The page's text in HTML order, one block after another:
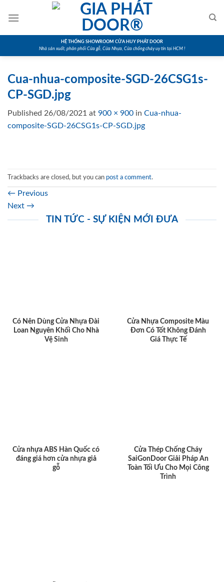
HỆ THỐNG SHOWROOM CỬA HUY PHÁT DOOR
Nhà sản xuất, phân phối Cửa gỗ, Cửa Nhựa, Cửa chống cháy uy tín tại HCM !
Cua-nhua-composite-SGD-26CSG1s-
CP-SGD.jpg
Published 26/08/2021 at 900 × 900 in Cua-nhua-
composite-SGD-26CSG1s-CP-SGD.jpg
Trackbacks are closed, but you can post a comment.
← Previous
Next →
TIN TỨC - SỰ KIỆN MỚI ĐƯA
Có Nên Dùng Cửa Nhựa Đài
Loan Nguyên Khối Cho Nhà
Vệ Sinh
Cửa Nhựa Composite Màu
Đơn Có Tốt Không Đánh
Giá Thực Tế
Cửa nhựa ABS Hàn Quốc có
đáng giá hơn cửa nhựa giả
gỗ
Cửa Thép Chống Cháy
SaiGonDoor Giải Pháp An
Toàn Tối Ưu Cho Mọi Công
Trình